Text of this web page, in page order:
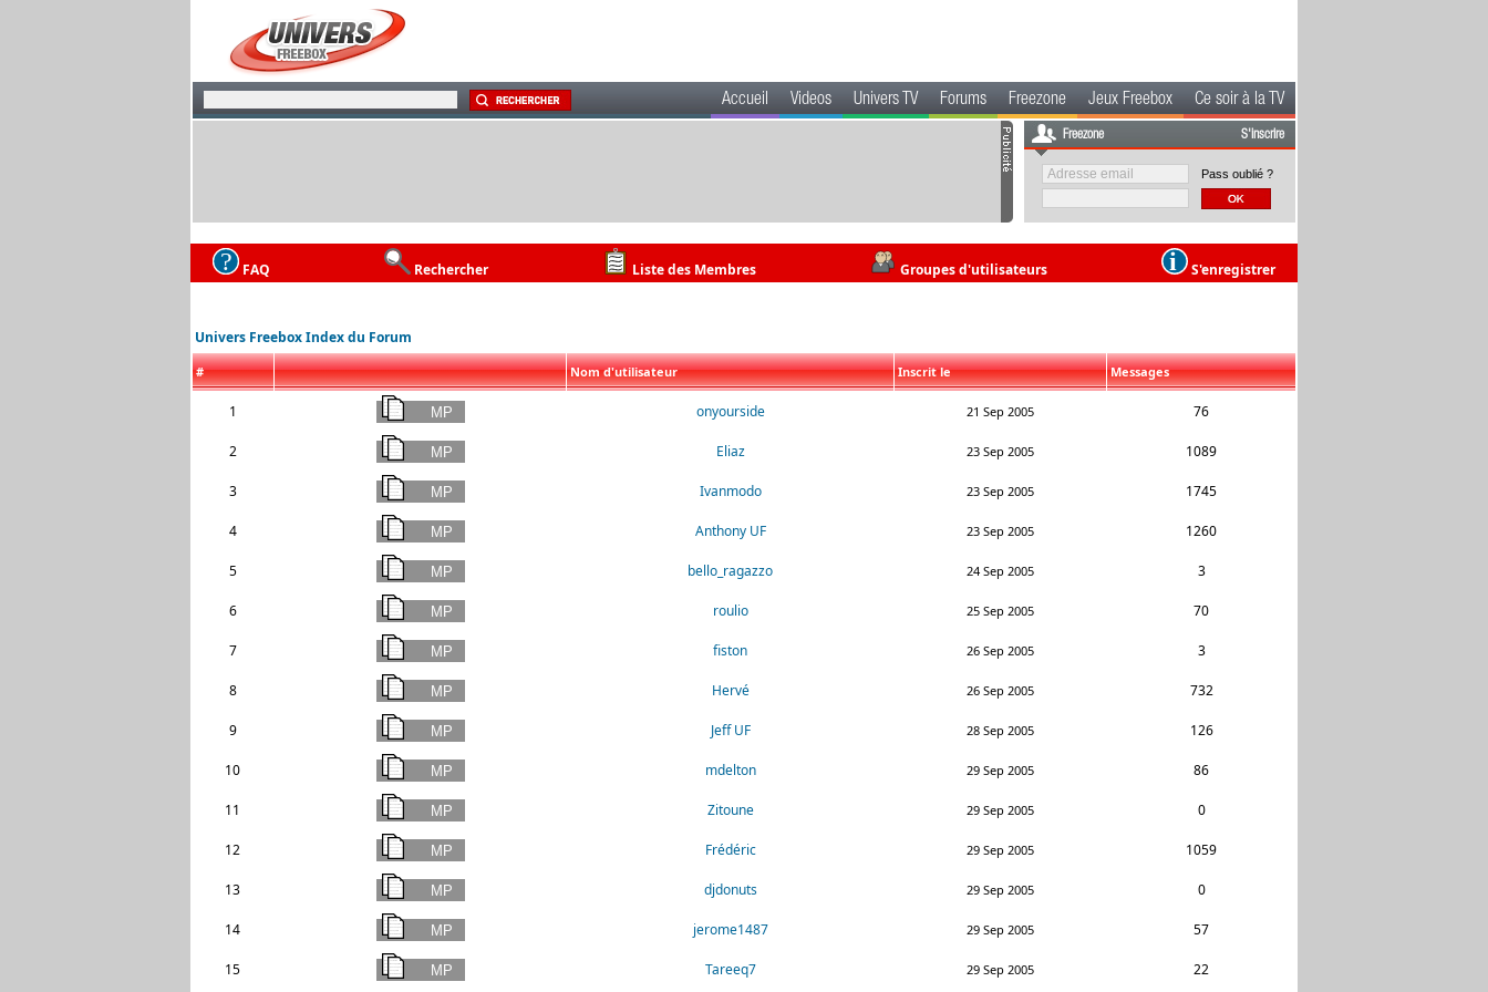
Accueil Videos Univers TV Forums Freezone Jeux Freebox Ce soir à la TV
Freezone S'inscrire
Pass oublié ?
FAQ Rechercher Liste des Membres Groupes d'utilisateurs S'enregistrer
Univers Freebox Index du Forum
# Nom d'utilisateur Inscrit le Messages
1 onyourside 21 Sep 2005 76
2 Eliaz 23 Sep 2005 1089
3 Ivanmodo 23 Sep 2005 1745
4 Anthony UF 23 Sep 2005 1260
5 bello_ragazzo 24 Sep 2005 3
6 roulio 25 Sep 2005 70
7 fiston 26 Sep 2005 3
8 Hervé 26 Sep 2005 732
9 Jeff UF 28 Sep 2005 126
10 mdelton 29 Sep 2005 86
11 Zitoune 29 Sep 2005 0
12 Frédéric 29 Sep 2005 1059
13 djdonuts 29 Sep 2005 0
14 jerome1487 29 Sep 2005 57
15 Tareeq7 29 Sep 2005 22